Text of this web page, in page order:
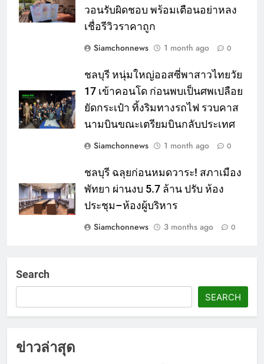
วอนรับผิดชอบ พร้อมเตือนอย่าหลง
เชื่อรีวิวราคาถูก
Siamchonnews
1 month ago 0
ชลบุรี หนุ่มใหญ่ออสซี่พาสาวไทยวัย
17 เข้าคอนโด ก่อนพบเป็นศพเปลือย
ยัดกระเป๋า ทิ้งริมทางรถไฟ รวบคาส
นามบินขณะเตรียมบินกลับประเทศ
Siamchonnews
1 month ago 0
ชลบุรี ฉลุยก่อนหมดวาระ! สภาเมือง
พัทยา ผ่านงบ 5.7 ล้าน ปรับ ห้อง
ประชุม–ห้องผู้บริหาร
Siamchonnews
3 months ago 0
Search
SEARCH
ข่าวล่าสุด